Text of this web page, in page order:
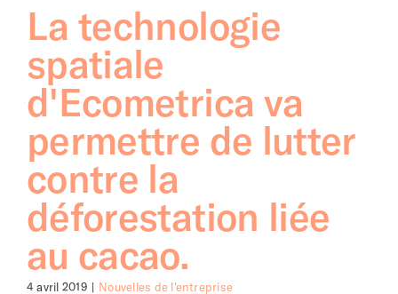
La technologie
spatiale
d'Ecometrica va
permettre de lutter
contre la
déforestation liée
au cacao.
4 avril 2019 | Nouvelles de l'entreprise